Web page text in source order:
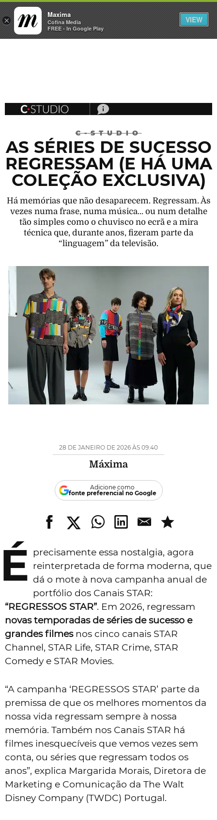
×
Maxima
Cofina Media
FREE - In Google Play
VIEW
INICIAR SESSÃO
C-STUDIO
AS SÉRIES DE SUCESSO
REGRESSAM (E HÁ UMA
COLEÇÃO EXCLUSIVA)
Há memórias que não desaparecem. Regressam. Às
vezes numa frase, numa música… ou num detalhe
tão simples como o chuvisco no ecrã e a mira
técnica que, durante anos, fizeram parte da
“linguagem” da televisão.
28 DE JANEIRO DE 2026 ÀS 09:40
Máxima
Adicione como
fonte preferencial no Google
É precisamente essa nostalgia, agora
reinterpretada de forma moderna, que
dá o mote à nova campanha anual de
portfólio dos Canais STAR:
“REGRESSOS STAR”. Em 2026, regressam
novas temporadas de séries de sucesso e
grandes filmesnos cinco canais STAR
Channel, STAR Life, STAR Crime, STAR
Comedy e STAR Movies.
“A campanha ‘REGRESSOS STAR’ parte da
premissa de que os melhores momentos da
nossa vida regressam sempre à nossa
memória. Também nos Canais STAR há
filmes inesquecíveis que vemos vezes sem
conta, ou séries que regressam todos os
anos”, explica Margarida Morais, Diretora de
Marketing e Comunicação da The Walt
Disney Company (TWDC) Portugal.